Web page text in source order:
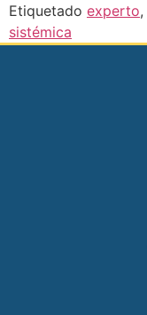
Etiquetado experto,
sistémica